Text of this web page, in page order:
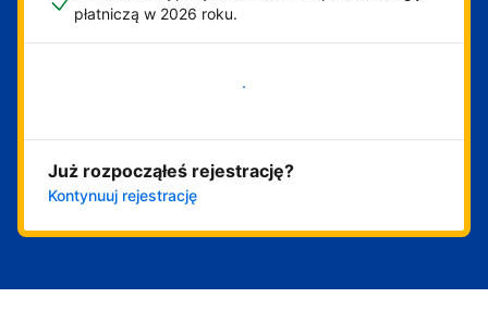
płatniczą w 2026 roku.
Zacznij już teraz
Już rozpocząłeś rejestrację?
Kontynuuj rejestrację